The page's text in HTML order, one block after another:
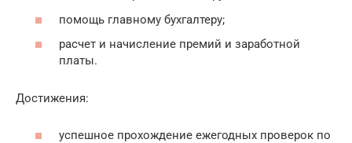
помощь главному бухгалтеру;
расчет и начисление премий и заработной
платы.
Достижения:
успешное прохождение ежегодных проверок по